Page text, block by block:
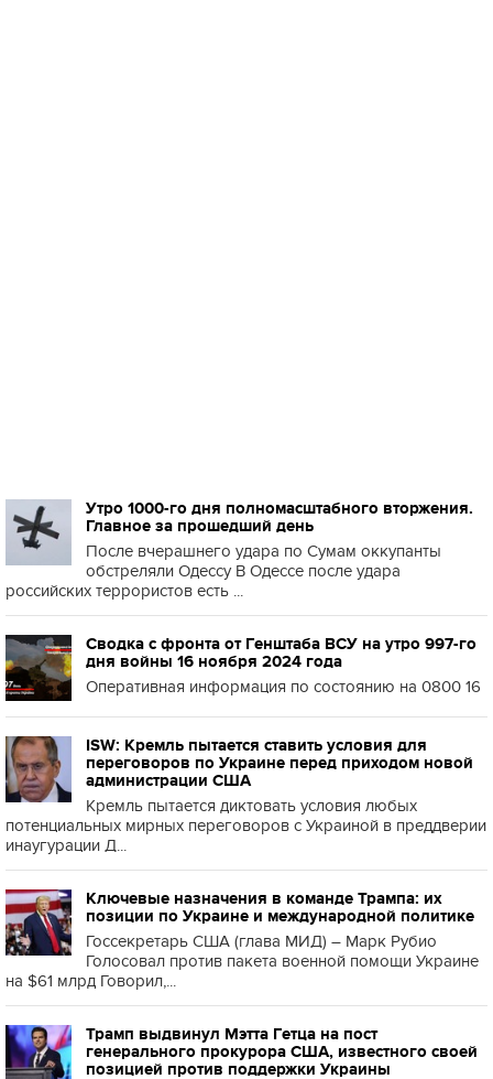
Утро 1000-го дня полномасштабного вторжения.
Главное за прошедший день
После вчерашнего удара по Сумам оккупанты
обстреляли Одессу В Одессе после удара
российских террористов есть ...
Сводка с фронта от Генштаба ВСУ на утро 997-го
дня войны 16 ноября 2024 года
Оперативная информация по состоянию на 0800 16
ISW: Кремль пытается ставить условия для
переговоров по Украине перед приходом новой
администрации США
Кремль пытается диктовать условия любых
потенциальных мирных переговоров с Украиной в преддверии
инаугурации Д...
Ключевые назначения в команде Трампа: их
позиции по Украине и международной политике
Госсекретарь США (глава МИД) – Марк Рубио
Голосовал против пакета военной помощи Украине
на $61 млрд Говорил,...
Трамп выдвинул Мэтта Гетца на пост
генерального прокурора США, известного своей
позицией против поддержки Украины